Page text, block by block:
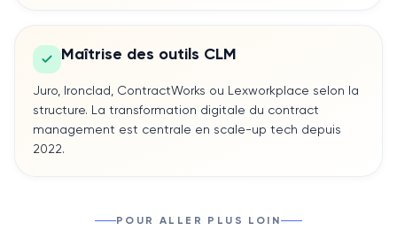
Maîtrise des outils CLM
Juro, Ironclad, ContractWorks ou Lexworkplace selon la
structure. La transformation digitale du contract
management est centrale en scale-up tech depuis
2022.
POUR ALLER PLUS LOIN